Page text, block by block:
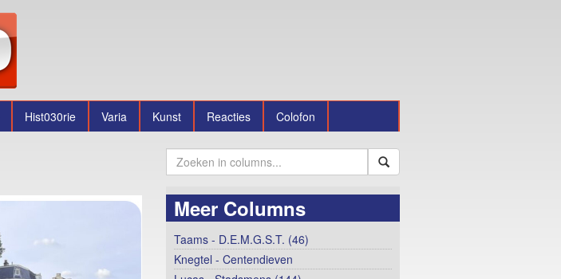
Hist030rie Varia Kunst Reacties Colofon
Meer Columns
Taams - D.E.M.G.S.T. (46)
Knegtel - Centendieven